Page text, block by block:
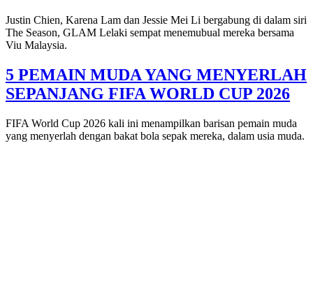
Justin Chien, Karena Lam dan Jessie Mei Li bergabung di dalam siri
The Season, GLAM Lelaki sempat menemubual mereka bersama
Viu Malaysia.
5 PEMAIN MUDA YANG MENYERLAH
SEPANJANG FIFA WORLD CUP 2026
FIFA World Cup 2026 kali ini menampilkan barisan pemain muda
yang menyerlah dengan bakat bola sepak mereka, dalam usia muda.